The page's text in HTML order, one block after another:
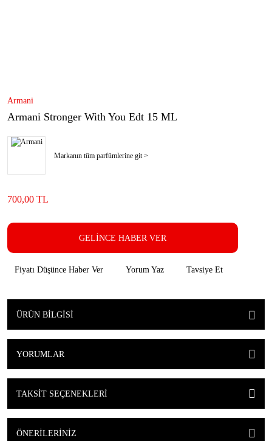
Armani
Armani Stronger With You Edt 15 ML
Markanın tüm parfümlerine git >
700,00 TL
GELİNCE HABER VER
Fiyatı Düşünce Haber Ver Yorum Yaz Tavsiye Et
ÜRÜN BILGISI
YORUMLAR
TAKSIT SEÇENEKLERI
ÖNERILERINIZ